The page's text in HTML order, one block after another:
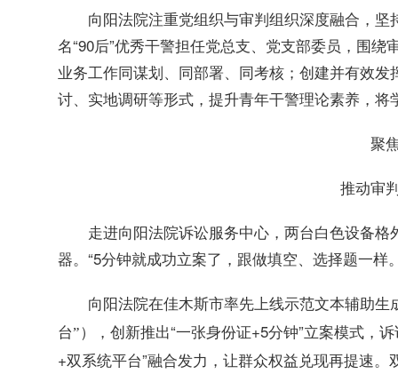
向阳法院注重党组织与审判组织深度融合，
名“90后”优秀干警担任党总支、党支部委员，围
业务工作同谋划、同部署、同考核；创建并有效
讨、实地调研等形式，提升青年干警理论素养，
聚
推动审
走进向阳法院诉讼服务中心，两台白色设备
器。“5分钟就成功立案了，跟做填空、选择题一
向阳法院在佳木斯市率先上线示范文本辅助
台”）
，创新推出“一张身份证+5分钟”立案模式，
+双系统平台”融合发力，让群众权益兑现再提速